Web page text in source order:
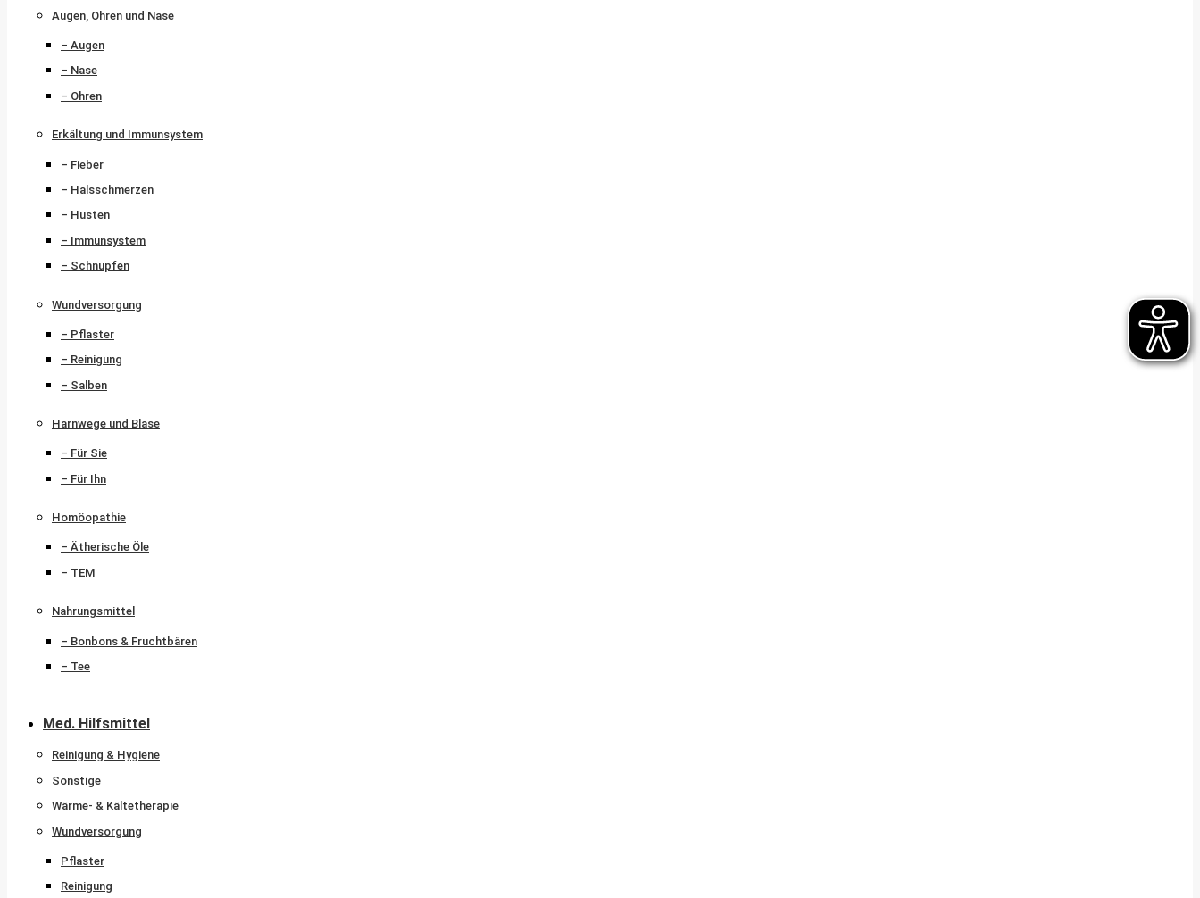
Augen, Ohren und Nase
– Augen
– Nase
– Ohren
Erkältung und Immunsystem
– Fieber
– Halsschmerzen
– Husten
– Immunsystem
– Schnupfen
Wundversorgung
– Pflaster
– Reinigung
– Salben
Harnwege und Blase
– Für Sie
– Für Ihn
Homöopathie
– Ätherische Öle
– TEM
Nahrungsmittel
– Bonbons & Fruchtbären
– Tee
Med. Hilfsmittel
Reinigung & Hygiene
Sonstige
Wärme- & Kältetherapie
Wundversorgung
Pflaster
Reinigung